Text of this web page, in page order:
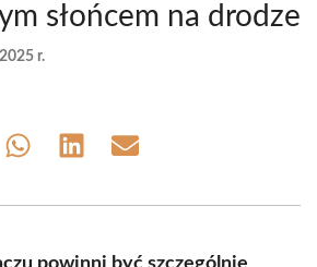
słońcem na drodze
r.
Share Share Share